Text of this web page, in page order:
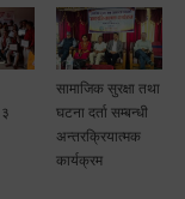
सामाजिक सुरक्षा तथा
घटना दर्ता सम्बन्धी
अन्तरक्रियात्मक
कार्यक्रम